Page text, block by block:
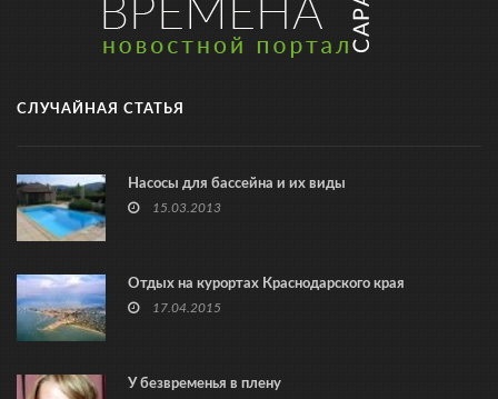
СЛУЧАЙНАЯ СТАТЬЯ
Насосы для бассейна и их виды
15.03.2013
Отдых на курортах Краснодарского края
17.04.2015
У безвременья в плену